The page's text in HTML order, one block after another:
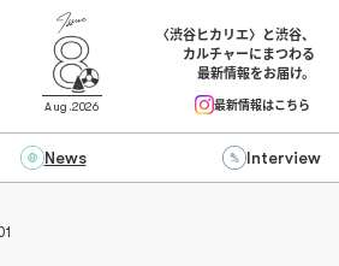
Aug.2026
〈渋谷ヒカリエ〉と渋谷、
カルチャーにまつわる
最新情報をお届け。
最新情報はこちら
News Interview